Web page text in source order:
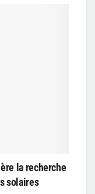
la recherche
solaires